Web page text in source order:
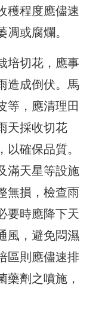
穫程度應儘速
或腐爛。
培切花，應事
造成倒伏。馬
等，應清理田
天採收切花
確保品質。
滿天星等設施
無損，檢查雨
要時應降下天
風，避免悶濕
區則應儘速排
藥劑之噴施，